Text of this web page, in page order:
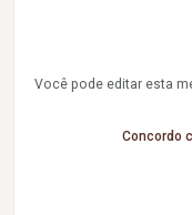
Você pode editar esta
Concordo